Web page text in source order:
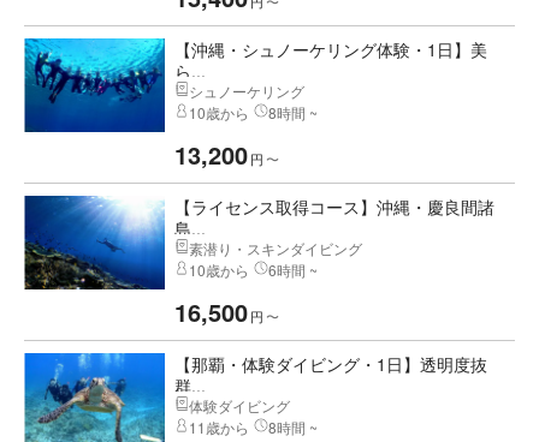
【沖縄・シュノーケリング体験・1日】美
ら...
シュノーケリング
10歳から
8時間 ~
13,200円 〜
【ライセンス取得コース】沖縄・慶良間諸
島...
素潜り・スキンダイビング
10歳から
6時間 ~
16,500円 〜
【那覇・体験ダイビング・1日】透明度抜
群...
体験ダイビング
11歳から
8時間 ~